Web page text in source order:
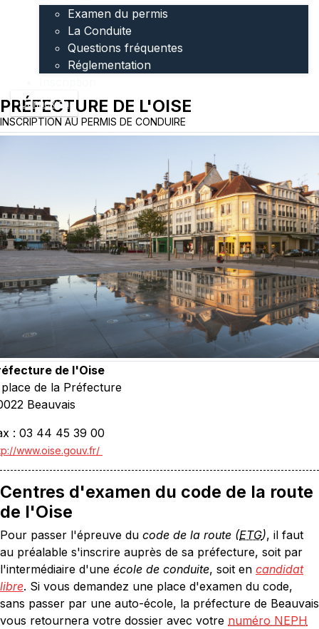
Examen du permis
La Conduite
Questions fréquentes
Réglementation
Connexion
PRÉFECTURE DE L'OISE
INSCRIPTION AU PERMIS DE CONDUIRE
de l'Oise
place de la Préfecture
Beauvais
: 03 44 45 39 00
www.oise.gouv.fr/
Centres d'examen du code de la route
de l'Oise
Pour passer l'épreuve du code de la route (ETG), il faut
au préalable s'inscrire auprès de sa préfecture, soit par
l'intermédiaire d'une école de conduite, soit en candidat
libre. Si vous demandez une place d'examen du code,
sans passer par une auto-école, la préfecture de Beauvais
vous retournera votre dossier avec votre numéro NEPH